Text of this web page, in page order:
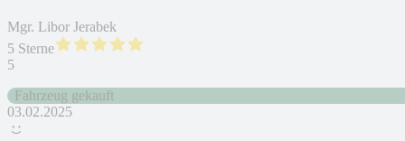
Mgr. Libor Jerabek
5 Sterne
5
Fahrzeug gekauft
03.02.2025